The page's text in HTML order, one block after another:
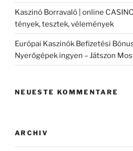
Kaszinó Borravaló | online
tények, tesztek, vélemények
Európai Kaszinók Befizetési
Nyerőgépek ingyen – Játszon
NEUESTE KOMMENTARE
ARCHIV